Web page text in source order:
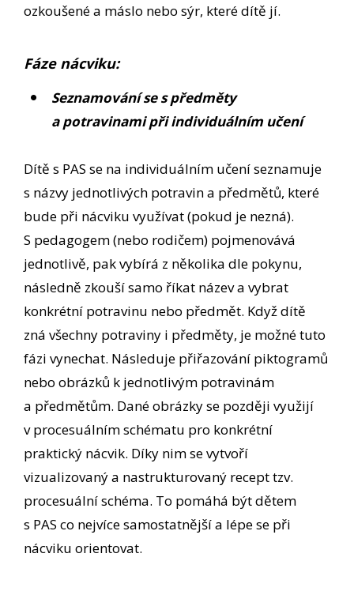
ozkoušené a máslo nebo sýr, které dítě jí.
Fáze nácviku:
Seznamování se s předměty
a potravinami při individuálním učení
Dítě s PAS se na individuálním učení seznamuje
s názvy jednotlivých potravin a předmětů, které
bude při nácviku využívat (pokud je nezná).
S pedagogem (nebo rodičem) pojmenovává
jednotlivě, pak vybírá z několika dle pokynu,
následně zkouší samo říkat název a vybrat
konkrétní potravinu nebo předmět. Když dítě
zná všechny potraviny i předměty, je možné tuto
fázi vynechat. Následuje přiřazování piktogramů
nebo obrázků k jednotlivým potravinám
a předmětům. Dané obrázky se později využijí
v procesuálním schématu pro konkrétní
praktický nácvik. Díky nim se vytvoří
vizualizovaný a nastrukturovaný recept tzv.
procesuální schéma. To pomáhá být dětem
s PAS co nejvíce samostatnější a lépe se při
nácviku orientovat.